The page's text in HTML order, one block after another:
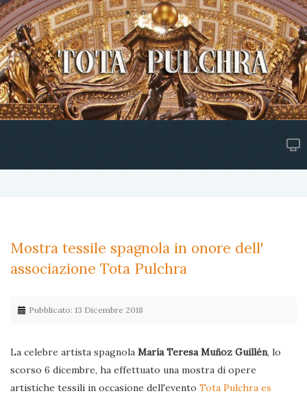
Mostra tessile spagnola in onore dell'
associazione Tota Pulchra
Pubblicato: 13 Dicembre 2018
La celebre artista spagnola María Teresa Muñoz Guillén, lo
scorso 6 dicembre, ha effettuato una mostra di opere
artistiche tessili in occasione dell'evento Tota Pulchra es